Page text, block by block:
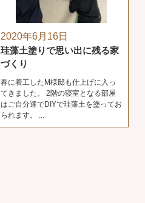
2020年6月16日
珪藻土塗りで思い出に残る家
づくり
春に着工したM様邸も仕上げに入っ
てきました。 2階の寝室となる部屋
はご自分達でDIYで珪藻土を塗ってお
られます。 ...